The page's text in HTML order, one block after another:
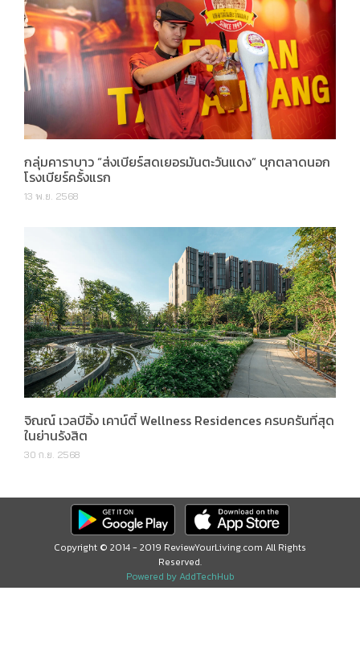
กลุ่มคาราบาว “ส่งเบียร์สดเยอรมันตะวันแดง” บุกตลาดนอก
โรงเบียร์ครั้งแรก
13 พ.ย. 2568
จิณณ์ เวลบีอิ้ง เคาน์ตี้ Wellness Residences ครบครันที่สุด
ในย่านรังสิต
30 ก.ย. 2568
Copyright © 2014 - 2019 ReviewYourLiving.com All Rights
Reserved.
Powered by AddTechHub